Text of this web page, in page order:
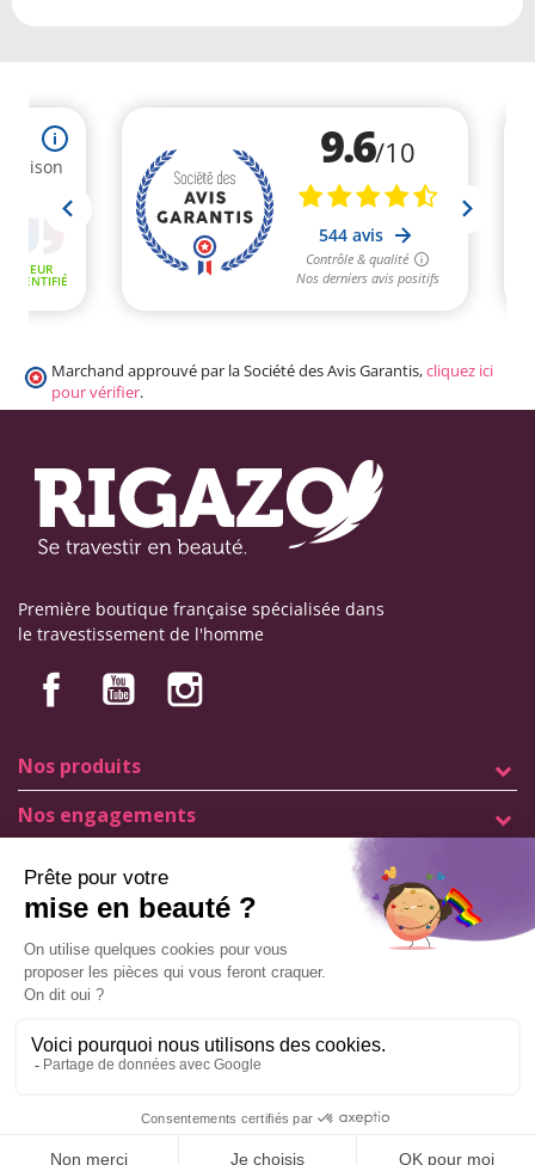
AJOUTER AU PANIER
Marchand approuvé par la Société des Avis Garantis,cliquez ici
pour vérifier.
Première boutique française spécialisée dans
le travestissement de l'homme
Nos produits
Nos engagements
Informations
Mentions légales
Conditions générales de vente
© Copyright Labophyto
Tous droits réservés